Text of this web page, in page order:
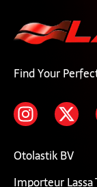
Find Your
Otolastik BV
Importeur Lassa